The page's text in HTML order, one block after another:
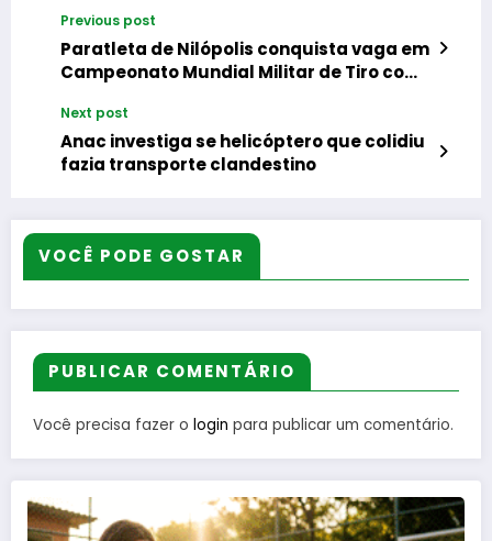
Previous post
Paratleta de Nilópolis conquista vaga em
Campeonato Mundial Militar de Tiro com
Next post
Anac investiga se helicóptero que colidiu
fazia transporte clandestino
VOCÊ PODE GOSTAR
PUBLICAR COMENTÁRIO
Você precisa fazer o login para publicar um comentário.